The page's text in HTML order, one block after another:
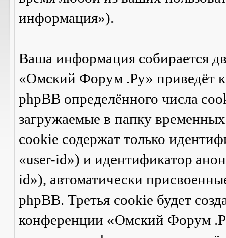
информация»).
Ваша информация собирается
«Омский Форум .Ру» приведёт
phpBB определённого числа
загружаемые в папку
cookie содержат только
«user-id») и идентификатор
id»), автоматически
phpBB. Третья cookie будет
конференции «Омский Форум